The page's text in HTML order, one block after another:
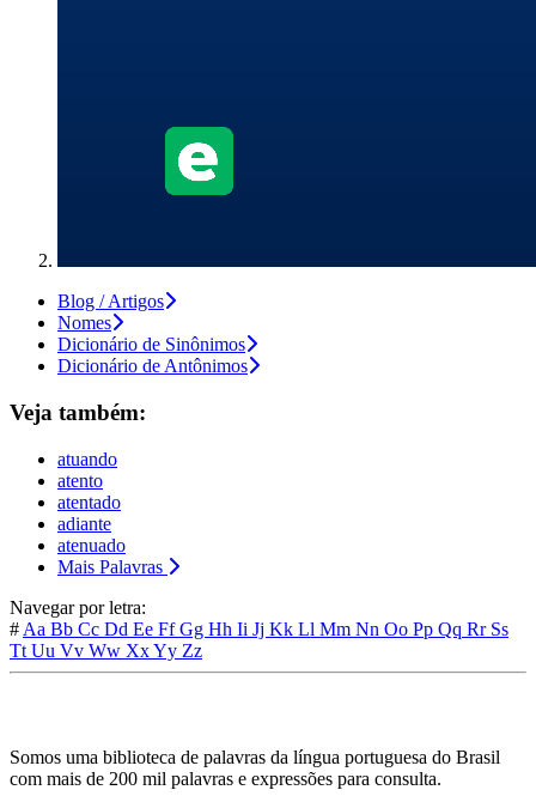
Blog / Artigos
Nomes
Dicionário de Sinônimos
Dicionário de Antônimos
Veja também:
atuando
atento
atentado
adiante
atenuado
Mais Palavras
Navegar por letra:
# Aa Bb Cc Dd Ee FfGg Hh Ii Jj Kk Ll Mm Nn Oo Pp Qq Rr Ss
Tt Uu Vv Ww XxYy Zz
Somos uma biblioteca de palavras da língua portuguesa do Brasil
com mais de 200 mil palavras e expressões para consulta.